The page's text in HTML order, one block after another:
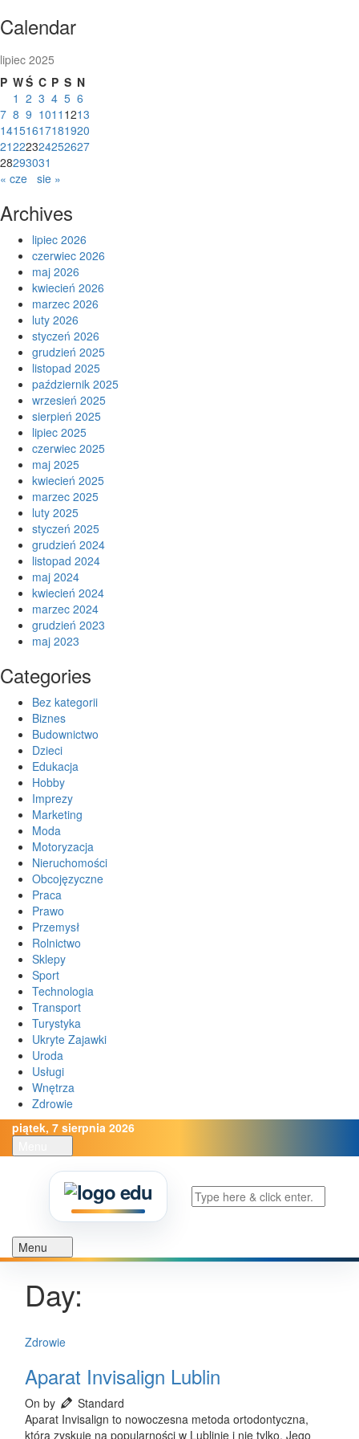
to
content
Calendar
lipiec 2025
P WŚ C P S N
1 2 3 4 5 6
7 8 9 1011 1213
14151617181920
21222324252627
28293031
« cze sie »
Archives
lipiec 2026
czerwiec 2026
maj 2026
kwiecień 2026
marzec 2026
luty 2026
styczeń 2026
grudzień 2025
listopad 2025
październik 2025
wrzesień 2025
sierpień 2025
lipiec 2025
czerwiec 2025
maj 2025
kwiecień 2025
marzec 2025
luty 2025
styczeń 2025
grudzień 2024
listopad 2024
maj 2024
kwiecień 2024
marzec 2024
grudzień 2023
maj 2023
Categories
Bez kategorii
Biznes
Budownictwo
Dzieci
Edukacja
Hobby
Imprezy
Marketing
Moda
Motoryzacja
Nieruchomości
Obcojęzyczne
Praca
Prawo
Przemysł
Rolnictwo
Sklepy
Sport
Technologia
Transport
Turystyka
Ukryte Zajawki
Uroda
Usługi
Wnętrza
Zdrowie
piątek, 7 sierpnia 2026
Open
the
main
menu
Menu
Open
main
menu
Day:
Zdrowie
Aparat Invisalign Lublin
On by
Standard
Aparat Invisalign to nowoczesna metoda ortodontyczna,
która zyskuje na popularności w Lublinie i nie tylko. Jego